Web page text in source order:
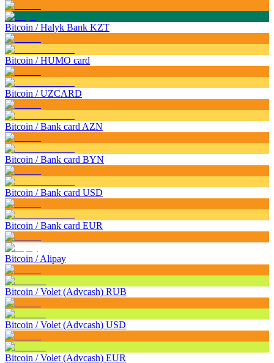
Bitcoin /Halyk Bank KZT
Bitcoin /HUMO card
Bitcoin /UZCARD
Bitcoin /Bank card AZN
Bitcoin /Bank card BYN
Bitcoin /Bank card USD
Bitcoin /Bank card EUR
Bitcoin /Alipay
Bitcoin /Volet (Advcash) RUB
Bitcoin /Volet (Advcash) USD
Bitcoin /Volet (Advcash) EUR